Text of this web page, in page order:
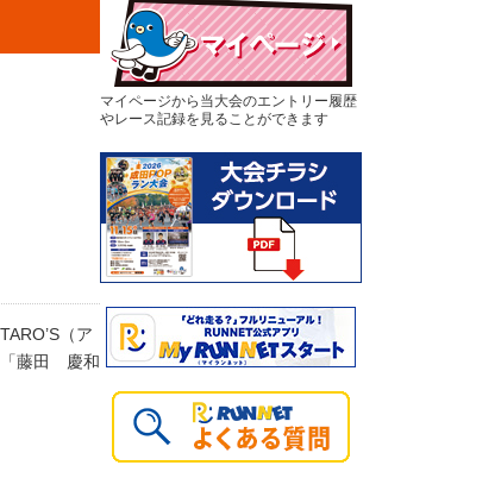
（ア
「藤田 慶和
マイページから当大会のエントリー履歴
やレース記録を見ることができます